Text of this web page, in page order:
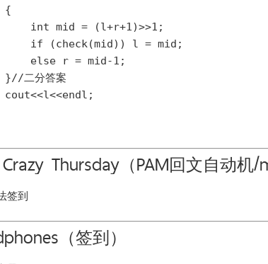
{
int mid = (l+r+1)>>1;
if (check(mid)) l = mid;
else r = mid-1;
二分答案
cout<<l<<endl;
Thursday（PAM回文自动机/
签到
（签到）